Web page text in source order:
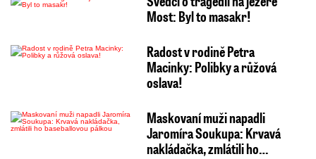
Most: Byl to masakr!
Radost v rodině Petra
Macinky: Polibky a růžová
oslava!
Maskovaní muži napadli
Jaromíra Soukupa: Krvavá
nakládačka, zmlátili ho…